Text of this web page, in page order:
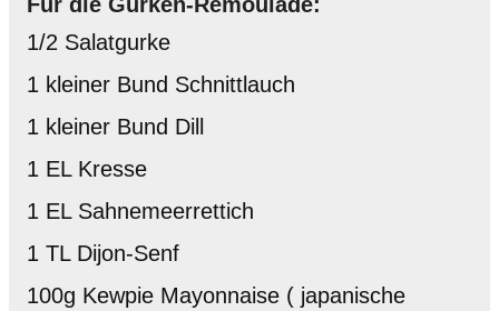
1/2 Salatgurke
1 kleiner Bund Schnittlauch
1 kleiner Bund Dill
1 EL Kresse
1 EL Sahnemeerrettich
1 TL Dijon-Senf
100g Kewpie Mayonnaise ( japanische